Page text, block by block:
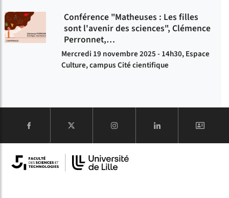
Conférence "Matheuses : Les filles
sont l'avenir des sciences", Clémence
Perronnet,…
Mercredi 19 novembre 2025 - 14h30, Espace
Culture, campus Cité cientifique
COMPTE